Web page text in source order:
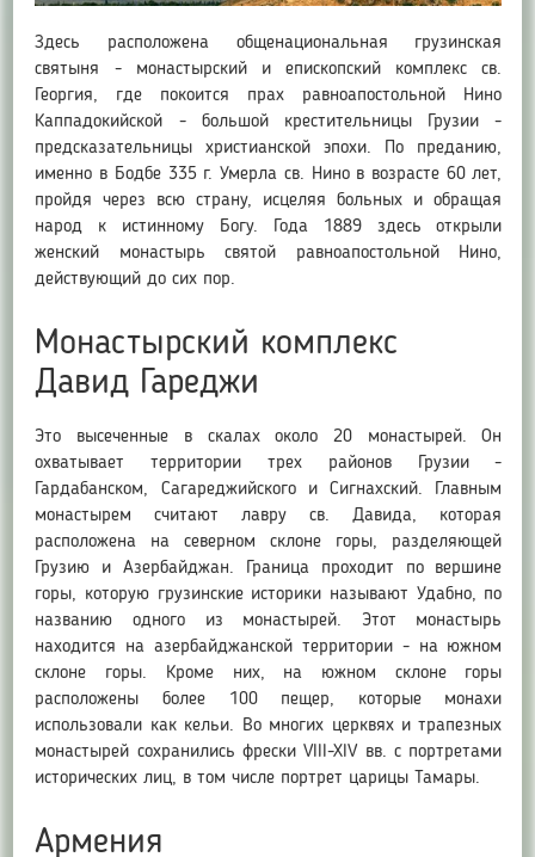
Здесь расположена общенациональная грузинская
святыня - монастырский и епископский комплекс св.
Георгия, где покоится прах равноапостольной Нино
Каппадокийской - большой крестительницы Грузии -
предсказательницы христианской эпохи. По преданию,
именно в Бодбе 335 г. Умерла св. Нино в возрасте 60 лет,
пройдя через всю страну, исцеляя больных и обращая
народ к истинному Богу. Года 1889 здесь открыли
женский монастырь святой равноапостольной Нино,
действующий до сих пор.
Монастырский комплекс
Давид Гареджи
Это высеченные в скалах около 20 монастырей. Он
охватывает территории трех районов Грузии -
Гардабанском, Сагареджийского и Сигнахский. Главным
монастырем считают лавру св. Давида, которая
расположена на северном склоне горы, разделяющей
Грузию и Азербайджан. Граница проходит по вершине
горы, которую грузинские историки называют Удабно, по
названию одного из монастырей. Этот монастырь
находится на азербайджанской территории - на южном
склоне горы. Кроме них, на южном склоне горы
расположены более 100 пещер, которые монахи
использовали как кельи. Во многих церквях и трапезных
монастырей сохранились фрески VIII-XIV вв. с портретами
исторических лиц, в том числе портрет царицы Тамары.
Армения